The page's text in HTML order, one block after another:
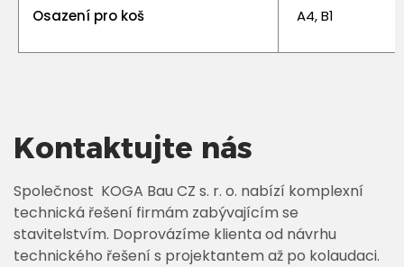
Osazení pro koš A4, B1
Kontaktujte nás
Společnost KOGA Bau CZ s. r. o. nabízí komplexní
technická řešení firmám zabývajícím se
stavitelstvím. Doprovázíme klienta od návrhu
technického řešení s projektantem až po kolaudaci.